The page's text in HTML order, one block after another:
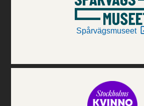
Spårvägsmuseet